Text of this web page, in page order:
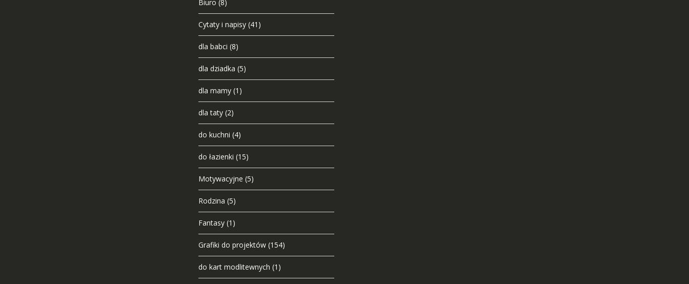
Biuro (8)
Cytaty i napisy (41)
dla babci (8)
dla dziadka (5)
dla mamy (1)
dla taty (2)
do kuchni (4)
do łazienki (15)
Motywacyjne (5)
Rodzina (5)
Fantasy (1)
Grafiki do projektów (154)
do kart modlitewnych (1)